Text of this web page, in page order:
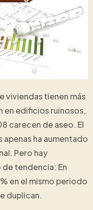
viviendas tienen más
en edificios ruinosos,
carecen de aseo. El
ha aumentado
Pero hay
tendencia: En
en el mismo periodo
duplican.